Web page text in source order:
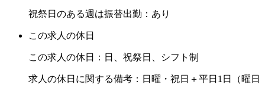
祝祭日のある週は振替出勤：あり
この求人の休日
この求人の休日：日、祝祭日、シフト制
求人の休日に関する備考：日曜・祝日＋平日1日（曜日